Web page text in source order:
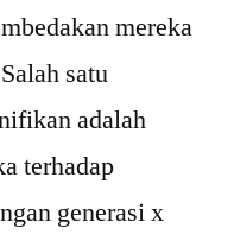
mereka
satu
adalah
terhadap
generasi x